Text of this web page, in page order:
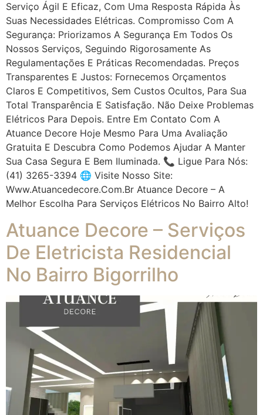
Serviço Ágil E Eficaz, Com Uma Resposta Rápida Às
Suas Necessidades Elétricas. Compromisso Com A
Segurança: Priorizamos A Segurança Em Todos Os
Nossos Serviços, Seguindo Rigorosamente As
Regulamentações E Práticas Recomendadas. Preços
Transparentes E Justos: Fornecemos Orçamentos
Claros E Competitivos, Sem Custos Ocultos, Para Sua
Total Transparência E Satisfação. Não Deixe Problemas
Elétricos Para Depois. Entre Em Contato Com A
Atuance Decore Hoje Mesmo Para Uma Avaliação
Gratuita E Descubra Como Podemos Ajudar A Manter
Sua Casa Segura E Bem Iluminada. 📞 Ligue Para Nós:
(41) 3265-3394 🌐 Visite Nosso Site:
Www.atuancedecore.com.br Atuance Decore – A
Melhor Escolha Para Serviços Elétricos No Bairro Alto!
Atuance Decore – Serviços
De Eletricista Residencial
No Bairro Bigorrilho